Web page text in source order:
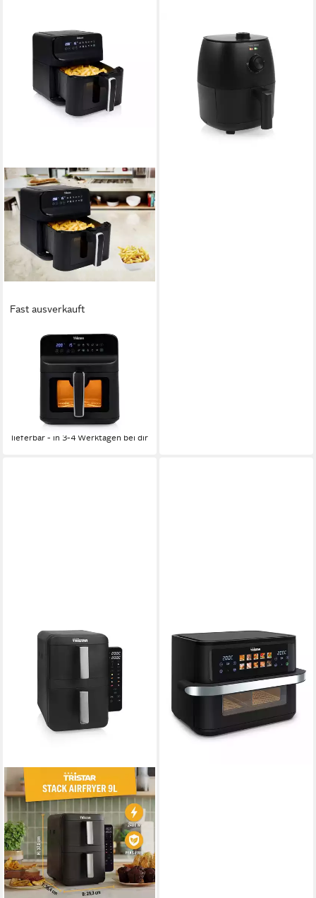
Fast ausverkauft
TRISTAR
Heißluftfritteuse
1350W
Leistung
Kapazität
Temperatur
111,99 €
mtl. in 12 Raten
lieferbar - in 3-4 Werktagen bei dir
Heißluftfritteuse FR-9014
80-200 °C
Temperatur
39,99 €
lieferbar - in 2-3 Werktagen bei dir
Heißluftfritteuse FR-9078
Leistung
ab 109,99 € UVP139,99 €
10,05 €mtl. in 12 Raten
-21%
lieferbar - in 2-3 Werktagen bei dir